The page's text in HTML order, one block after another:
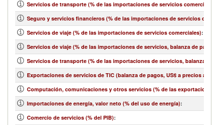
Servicios de transporte (% de las importaciones de servicios comerciales)
Seguro y servicios financieros (% de las importaciones de servicios
Servicios de viaje (% de las importaciones de servicios comerciales):
Servicios de viaje (% de las importaciones de servicios, balanza de pagos)
Servicios de transporte (% de las importaciones de servicios, balanza de
Exportaciones de servicios de TIC (balanza de pagos, US$ a precios
Computación, comunicaciones y otros servicios (% de las exportaciones
Importaciones de energía, valor neto (% del uso de energía):
Comercio de servicios (% del PIB):